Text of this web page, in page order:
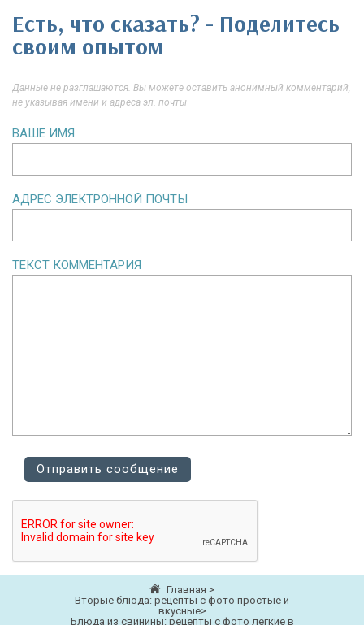
Есть, что сказать? - Поделитесь
своим опытом
Данные не разглашаются. Вы можете оставить анонимный комментарий,
не указывая имени и адреса эл. почты
ВАШЕ ИМЯ
АДРЕС ЭЛЕКТРОННОЙ ПОЧТЫ
ТЕКСТ КОММЕНТАРИЯ
Главная >
Вторые блюда: рецепты с фото простые и
вкусные>
Блюда из свинины: рецепты с фото легкие в